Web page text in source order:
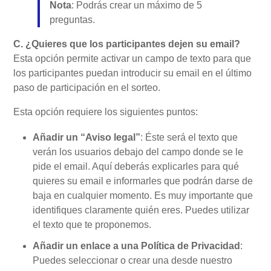
Nota: Podrás crear un máximo de 5
preguntas.
C. ¿Quieres que los participantes dejen su email?
Esta opción permite activar un campo de texto para que
los participantes puedan introducir su email en el último
paso de participación en el sorteo.
Esta opción requiere los siguientes puntos:
Añadir un “Aviso legal”: Éste será el texto que
verán los usuarios debajo del campo donde se le
pide el email. Aquí deberás explicarles para qué
quieres su email e informarles que podrán darse de
baja en cualquier momento. Es muy importante que
identifiques claramente quién eres. Puedes utilizar
el texto que te proponemos.
Añadir un enlace a una Política de Privacidad :
Puedes seleccionar o crear una desde nuestro